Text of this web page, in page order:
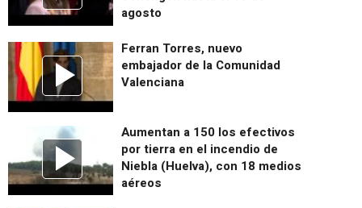
agosto
Ferran Torres, nuevo
embajador de la Comunidad
Valenciana
Aumentan a 150 los efectivos
por tierra en el incendio de
Niebla (Huelva), con 18 medios
aéreos